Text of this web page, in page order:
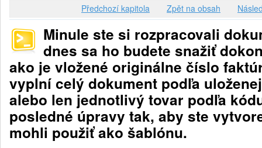
Předchozí kapitola Zpět na obsah
Minule ste si rozpracovali
dnes sa ho budete snažiť
ako je vložené originálne číslo
vyplní celý dokument podľa
alebo len jednotlivý tovar podľa
posledné úpravy tak, aby ste
mohli použiť ako šablónu.